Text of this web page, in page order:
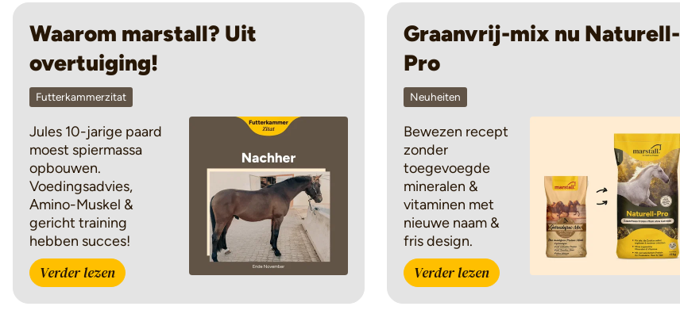
Waarom marstall? Uit
overtuiging!
Futterkammerzitat
Jules 10-jarige paard
moest spiermassa
opbouwen.
Voedingsadvies,
Amino-Muskel &
gericht training
hebben succes!
Verder lezen
Graanvrij-mix nu Naturell-
Pro
Neuheiten
Bewezen recept
zonder
toegevoegde
mineralen &
vitaminen met
nieuwe naam &
fris design.
Verder lezen